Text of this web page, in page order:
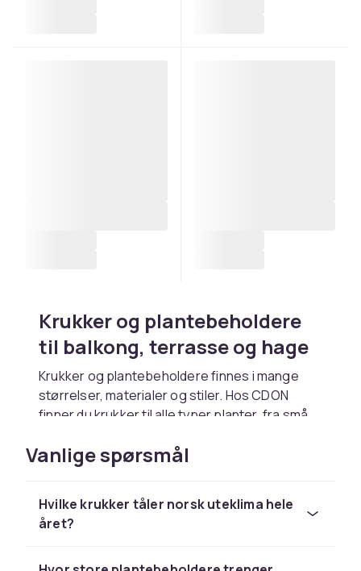
Krukker og plantebeholdere
til balkong, terrasse og hage
Krukker og plantebeholdere finnes i mange
størrelser, materialer og stiler. Hos CDON
finner du krukker til alle typer planter, fra små
busker.
stil og funksjon
godt. Plast er lett og frostsikker. Metall og
Vanlige spørsmål
Hvilke krukker tåler norsk uteklima hele
året?